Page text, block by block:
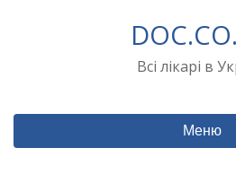
Всі лікарі в
Меню